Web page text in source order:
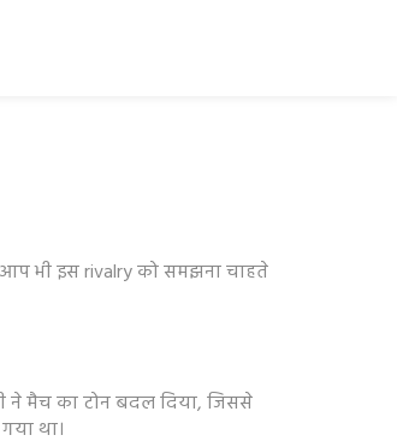
आप भी इस rivalry को समझना चाहते
ने मैच का टोन बदल दिया, जिससे
था।